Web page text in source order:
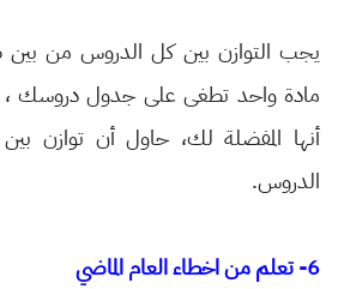
يجب التوازن بين كل الدروس من
مادة واحد تطغى على جدول دروسك ،
أنها المفضلة لك، حاول أن توازن بين
الدروس.
6- تعلم من اخطاء العام الماضي